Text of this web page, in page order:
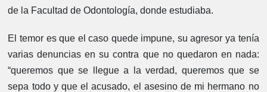
de la Facultad de Odontología, donde estudiaba.
El temor es que el caso quede impune, su agresor ya tenía
varias denuncias en su contra que no quedaron en nada:
“queremos que se llegue a la verdad, queremos que se
sepa todo y que el acusado, el asesino de mi hermano no